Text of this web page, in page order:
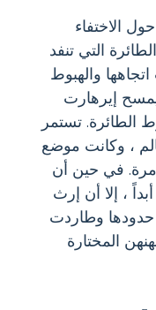
الاختفاء
التي تنفد
والهبوط
إيرهارت
الطائرة. تستمر
، وكانت موضع
في حين أن
، إلا أن إرث
حدودها وطاردت
المختارة